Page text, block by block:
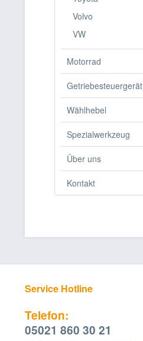
Volvo
VW
Motorrad
Getriebesteuergerät
Wählhebel
Spezialwerkzeug
Über uns
Kontakt
Service Hotline
Telefon:
05021 860 30 21